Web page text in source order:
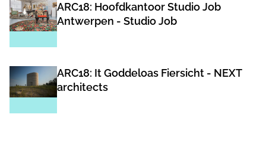
ARC18: Hoofdkantoor Studio Job
Antwerpen - Studio Job
ARC18: It Goddeloas Fiersicht - NEXT
architects